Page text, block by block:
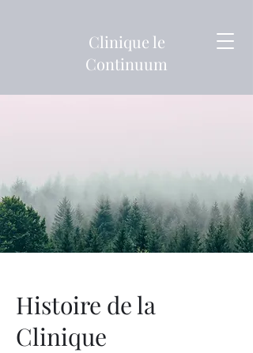
Clinique le
Continuum
Histoire de la
Clinique